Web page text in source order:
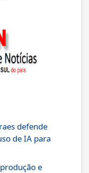
defende
de IA para
e